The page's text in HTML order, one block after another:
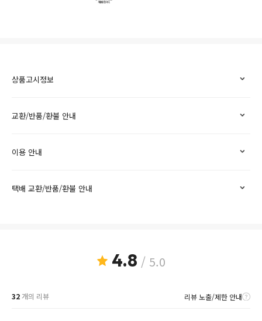
상품고시정보
교환/반품/환불 안내
이용 안내
택배 교환/반품/환불 안내
4.8 / 5.0
32개의 리뷰 리뷰 노출/제한 안내